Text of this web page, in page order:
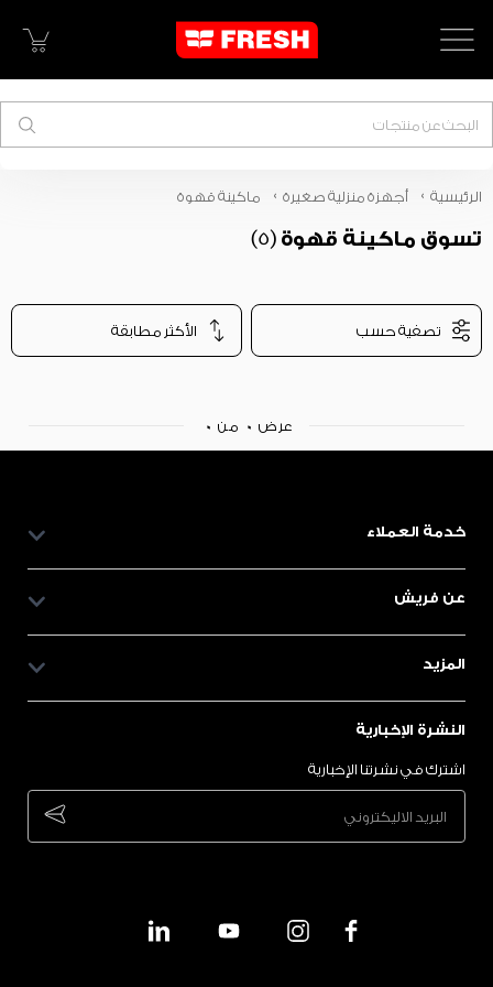
الرئيسية أجهزة منزلية صغيرة ماكينة قهوة
تسوق ماكينة قهوة (5)
تصفية حسب الأكثر مطابقة
عرض 0 من 0
خدمة العملاء
عن فريش
المزيد
النشرة الإخبارية
اشترك في نشرتنا الإخبارية